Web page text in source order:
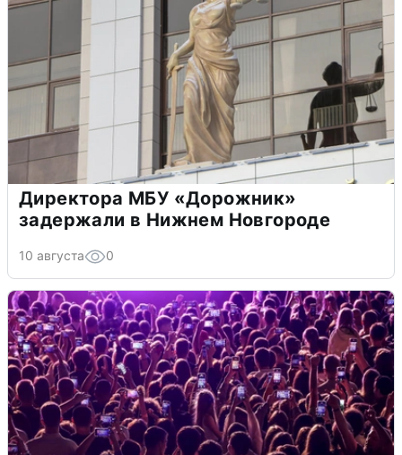
Директора МБУ «Дорожник»
задержали в Нижнем Новгороде
10 августа 0